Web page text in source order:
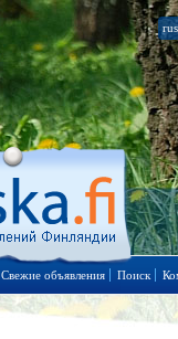
Свежие объявления Поиск